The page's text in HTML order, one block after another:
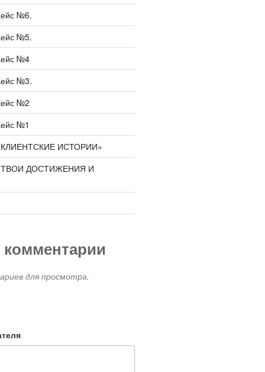
№6.
№5.
№4
№3.
№2
№1
ИСТОРИИ»
ДОСТИЖЕНИЯ И
для просмотра.